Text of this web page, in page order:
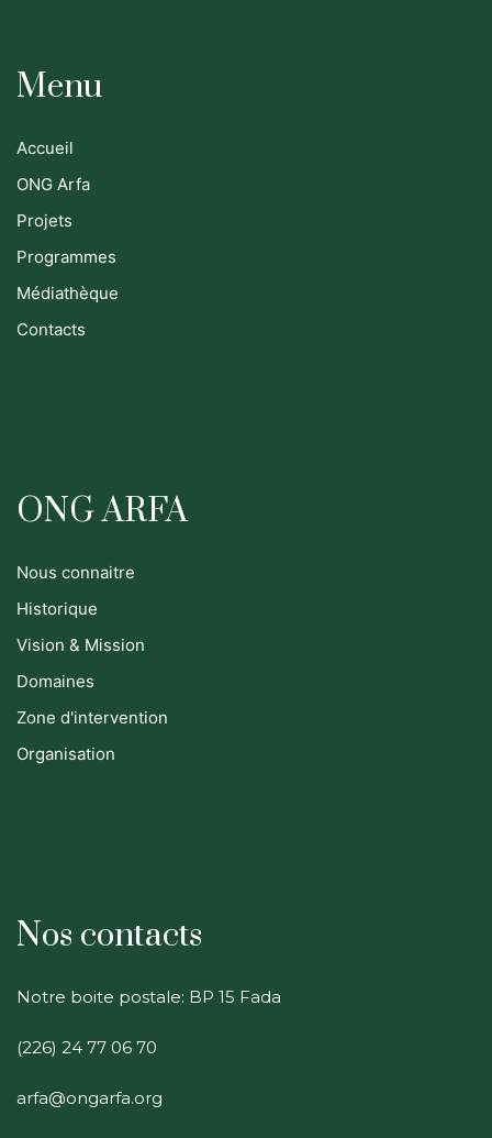
Menu
Accueil
ONG Arfa
Projets
Programmes
Médiathèque
Contacts
ONG ARFA
Nous connaitre
Historique
Vision & Mission
Domaines
Zone d'intervention
Organisation
Nos contacts
Notre boite postale: BP 15 Fada
(226) 24 77 06 70
arfa@ongarfa.org